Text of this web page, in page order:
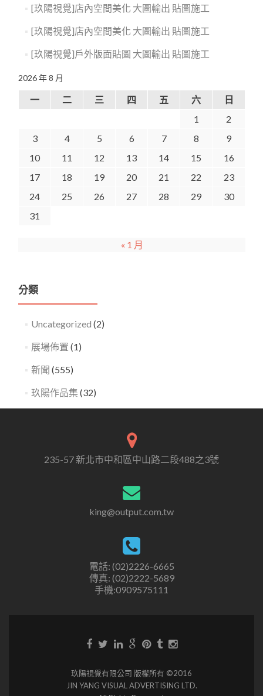
[玖陽視覺]店內空間美化 大圖輸出 貼圖施工
[玖陽視覺]店內空間美化 大圖輸出 貼圖施工
[玖陽視覺]戶外版面貼圖 大圖輸出 貼圖施工
2026 年 8 月
一 二 三 四 五 六
日
1
2
3
4 5 6 7 8
9
10
11 12 13 14 15
16
17
18 19 20 21 22
23
24
25 26 27 28 29
30
31
« 1 月
分類
Uncategorized (2)
展場佈置 (1)
新聞 (555)
玖陽作品集 (32)
235-57 新北市中和區中山路二段488之3號
king@output.com.tw
電話: (02)2226-6665
傳真: (02)2222-5689
手機:0909575111
玖陽視覺有限公司 版權所有 ©2016
JIN YANG VISUAL ADVERTISING LTD.